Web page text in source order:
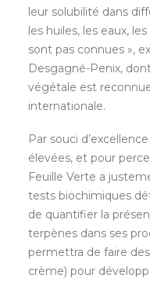
leur solubilité dans
les huiles, les eaux,
sont pas connues »,
Desgagné-Penix,
végétale est
internationale.
Par souci
élevées, et pour
Feuille Verte a
tests biochimiques
de quantifier la
terpènes dans ses
permettra de faire
crème) pour